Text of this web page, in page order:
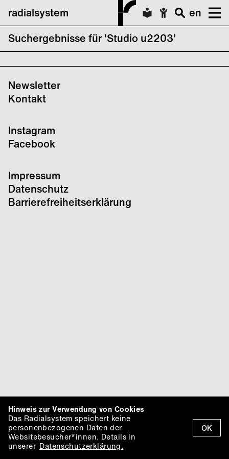
radialsystem
en
Suchergebnisse für 'Studio u2203'
Disturbed Ground
Newsletter
Kontakt
Instagram
Facebook
Impressum
Datenschutz
Barrierefreiheitserklärung
OK
Hinweis zur Verwendung von Cookies
Das Radialsystem speichert keine
personenbezogenen Daten der
Websitebesucher*innen. Details in
unserer Datenschutzerklärung.